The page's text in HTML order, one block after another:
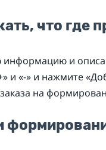
что где
и
и «-» и нажмите
на